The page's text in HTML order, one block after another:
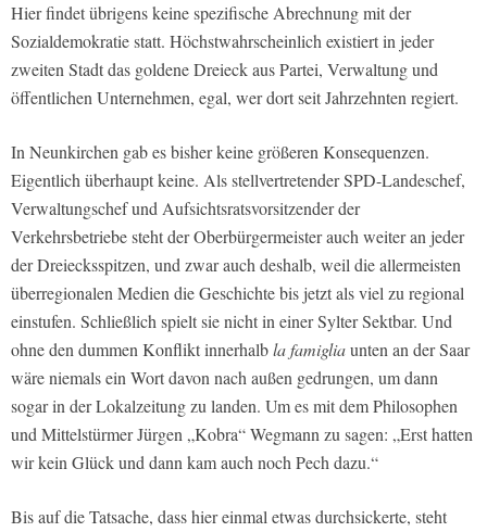
Hier findet übrigens keine spezifische Abrechnung mit der
Sozialdemokratie statt. Höchstwahrscheinlich existiert in jeder
zweiten Stadt das goldene Dreieck aus Partei, Verwaltung und
öffentlichen Unternehmen, egal, wer dort seit Jahrzehnten regiert.
In Neunkirchen gab es bisher keine größeren Konsequenzen.
Eigentlich überhaupt keine. Als stellvertretender SPD-Landeschef,
Verwaltungschef und Aufsichtsratsvorsitzender der
Verkehrsbetriebe steht der Oberbürgermeister auch weiter an jeder
der Dreiecksspitzen, und zwar auch deshalb, weil die allermeisten
überregionalen Medien die Geschichte bis jetzt als viel zu regional
einstufen. Schließlich spielt sie nicht in einer Sylter Sektbar. Und
ohne den dummen Konflikt innerhalbla famigliaunten an der Saar
wäre niemals ein Wort davon nach außen gedrungen, um dann
sogar in der Lokalzeitung zu landen. Um es mit dem Philosophen
und Mittelstürmer Jürgen „Kobra“ Wegmann zu sagen: „Erst hatten
wir kein Glück und dann kam auch noch Pech dazu.“
Bis auf die Tatsache, dass hier einmal etwas durchsickerte, steht